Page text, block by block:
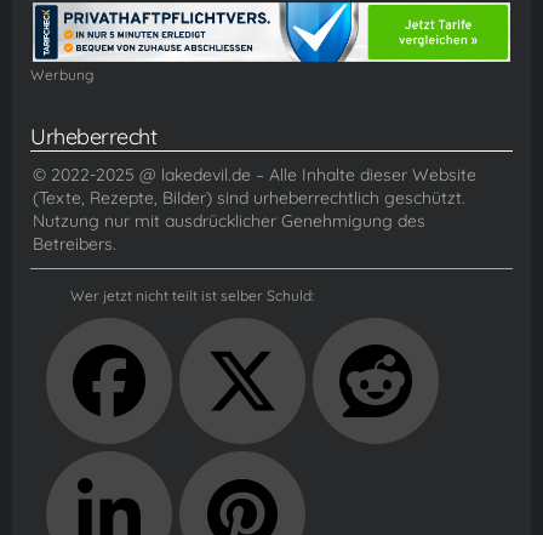
Werbung
Urheberrecht
© 2022-2025 @ lakedevil.de – Alle Inhalte dieser Website
(Texte, Rezepte, Bilder) sind urheberrechtlich geschützt.
Nutzung nur mit ausdrücklicher Genehmigung des
Betreibers.
Wer jetzt nicht teilt ist selber Schuld: